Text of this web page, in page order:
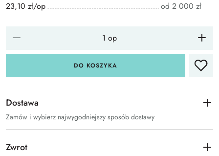
23,10 zł/op
od 2 000 zł
DO KOSZYKA
Dostawa
Zamów i wybierz najwygodniejszy sposób dostawy
Zwrot